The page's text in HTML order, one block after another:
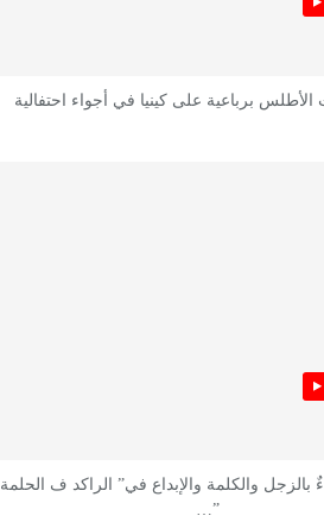
الأطلس برباعية على كينيا في أجواء احتفالية
بالزجل والكلمة والإبداع في” الراكد ف الحلمة
”…